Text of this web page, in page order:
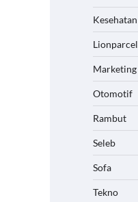
Kesehatan
Lionparcel
Marketing
Otomotif
Rambut
Seleb
Sofa
Tekno